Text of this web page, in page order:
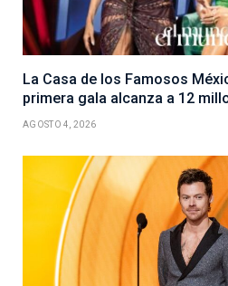
La Casa de los Famosos
primera gala alcanza a 12
AGOSTO 4, 2026